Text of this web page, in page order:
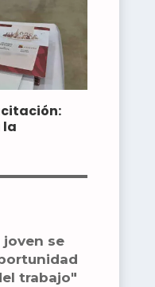
la
joven se
trabajo"